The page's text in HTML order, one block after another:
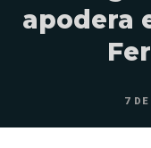
apodera
7